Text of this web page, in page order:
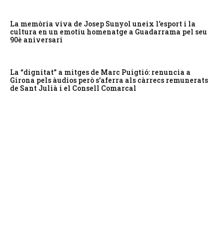
La memòria viva de Josep Sunyol uneix l’esport i la
cultura en un emotiu homenatge a Guadarrama pel seu
90è aniversari
La “dignitat” a mitges de Marc Puigtió: renuncia a
Girona pels àudios però s’aferra als càrrecs remunerats
de Sant Julià i el Consell Comarcal